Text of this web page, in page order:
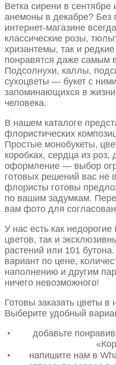
Ветка сирени в
анемоны в декабре?
интернет-магазине
классические розы,
хризантемы, так и
понравятся даже самым
Подсолнухи, каллы,
сухоцветы — букет с
запоминающихся в жизни
человека.
В нашем каталоге
флористических
Простые монобукеты,
коробках, сердца из роз,
оформление — выбор
готовых решений вас не
флористы готовы
по вашим задумкам.
вам фото для
У нас есть как
цветов, так и
растений или 101
вариант по цене,
наполнению и другим
ничего невозможного!
Готовы заказать цветы
Выберите удобный
добавьте
напишите нам в